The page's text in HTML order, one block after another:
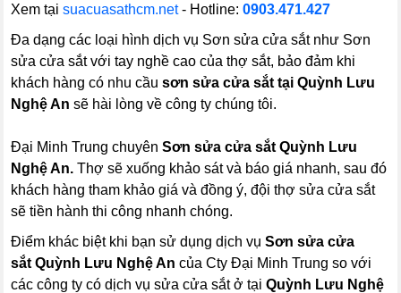
Xem tạisuacuasathcm.net- Hotline:0903.471.427
Đa dạng các loại hình dịch vụ Sơn sửa cửa sắt như Sơn
sửa cửa sắt với tay nghề cao của thợ sắt, bảo đảm khi
khách hàng có nhu cầusơn sửa cửa sắt tại Quỳnh Lưu
Nghệ Ansẽ hài lòng về công ty chúng tôi.
Đại Minh Trung chuyênSơn sửa cửa sắtQuỳnh Lưu
Nghệ An.Thợ sẽ xuống khảo sát và báo giá nhanh, sau đó
khách hàng tham khảo giá và đồng ý, đội thợ sửa cửa sắt
sẽ tiền hành thi công nhanh chóng.
Điểm khác biệt khi bạn sử dụng dịch vụSơn sửa cửa
sắtQuỳnh Lưu Nghệ An của Cty Đại Minh Trung so với
các công ty có dịch vụ sửa cửa sắt ở tạiQuỳnh Lưu Nghệ